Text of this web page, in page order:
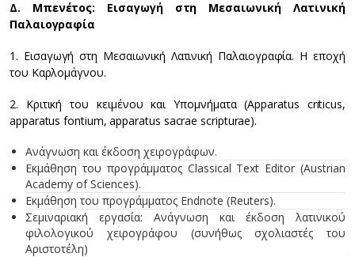
Δ. Μπενέτος: Εισαγωγή στη Μεσαιωνική Λατινική
Παλαιογραφία
1. Εισαγωγή στη Μεσαιωνική Λατινική Παλαιογραφία. Η εποχή
του Καρλομάγνου.
2. Κριτική του κειμένου και Υπομνήματα (Apparatus criticus,
apparatus fontium, apparatus sacrae scripturae).
Ανάγνωση και έκδοση χειρογράφων.
Εκμάθηση του προγράμματος Classical Text Editor (Austrian
Academy of Sciences).
Εκμάθηση του προγράμματος Endnote (Reuters).
Σεμιναριακή εργασία: Ανάγνωση και έκδοση λατινικού
φιλολογικού χειρογράφου (συνήθως σχολιαστές του
Αριστοτέλη)